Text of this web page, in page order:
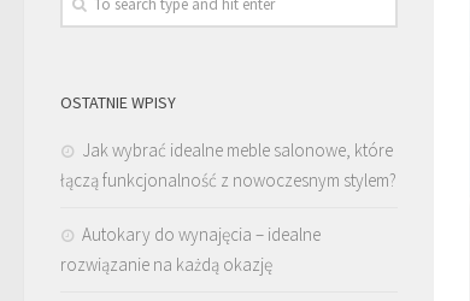
OSTATNIE WPISY
Jak wybrać idealne meble salonowe, które
łączą funkcjonalność z nowoczesnym stylem?
Autokary do wynajęcia – idealne
rozwiązanie na każdą okazję